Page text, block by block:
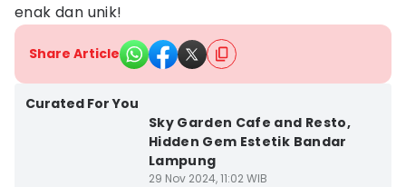
enak dan unik!
Share Article
Curated For You
Sky Garden Cafe and Resto,
Hidden Gem Estetik Bandar
Lampung
29 Nov 2024, 11:02 WIB